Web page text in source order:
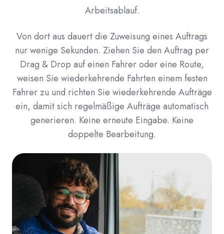
Arbeitsablauf.
Von dort aus dauert die Zuweisung eines Auftrags
nur wenige Sekunden. Ziehen Sie den Auftrag per
Drag & Drop auf einen Fahrer oder eine Route,
weisen Sie wiederkehrende Fahrten einem festen
Fahrer zu und richten Sie wiederkehrende Aufträge
ein, damit sich regelmäßige Aufträge automatisch
generieren. Keine erneute Eingabe. Keine
doppelte Bearbeitung.